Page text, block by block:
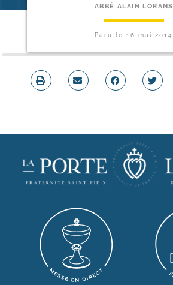
ABBÉ ALAIN LORANS
Paru le16 mai 2014